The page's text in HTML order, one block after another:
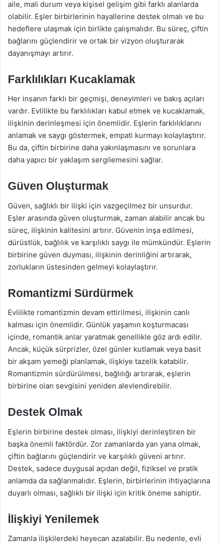
aile, mali durum veya kişisel gelişim gibi farklı alanlarda
olabilir. Eşler birbirlerinin hayallerine destek olmalı ve bu
hedeflere ulaşmak için birlikte çalışmalıdır. Bu süreç, çiftin
bağlarını güçlendirir ve ortak bir vizyon oluşturarak
dayanışmayı artırır.
Farklılıkları Kucaklamak
Her insanın farklı bir geçmişi, deneyimleri ve bakış açıları
vardır. Evlilikte bu farklılıkları kabul etmek ve kucaklamak,
ilişkinin derinleşmesi için önemlidir. Eşlerin farklılıklarını
anlamak ve saygı göstermek, empati kurmayı kolaylaştırır.
Bu da, çiftin birbirine daha yakınlaşmasını ve sorunlara
daha yapıcı bir yaklaşım sergilemesini sağlar.
Güven Oluşturmak
Güven, sağlıklı bir ilişki için vazgeçilmez bir unsurdur.
Eşler arasında güven oluşturmak, zaman alabilir ancak bu
süreç, ilişkinin kalitesini artırır. Güvenin inşa edilmesi,
dürüstlük, bağlılık ve karşılıklı saygı ile mümkündür. Eşlerin
birbirine güven duyması, ilişkinin derinliğini artırarak,
zorlukların üstesinden gelmeyi kolaylaştırır.
Romantizmi Sürdürmek
Evlilikte romantizmin devam ettirilmesi, ilişkinin canlı
kalması için önemlidir. Günlük yaşamın koşturmacası
içinde, romantik anlar yaratmak genellikle göz ardı edilir.
Ancak, küçük sürprizler, özel günler kutlamak veya basit
bir akşam yemeği planlamak, ilişkiye tazelik katabilir.
Romantizmin sürdürülmesi, bağlılığı artırarak, eşlerin
birbirine olan sevgisini yeniden alevlendirebilir.
Destek Olmak
Eşlerin birbirine destek olması, ilişkiyi derinleştiren bir
başka önemli faktördür. Zor zamanlarda yan yana olmak,
çiftin bağlarını güçlendirir ve karşılıklı güveni artırır.
Destek, sadece duygusal açıdan değil, fiziksel ve pratik
anlamda da sağlanmalıdır. Eşlerin, birbirlerinin ihtiyaçlarına
duyarlı olması, sağlıklı bir ilişki için kritik öneme sahiptir.
İlişkiyi Yenilemek
Zamanla ilişkilerdeki heyecan azalabilir. Bu nedenle, evli